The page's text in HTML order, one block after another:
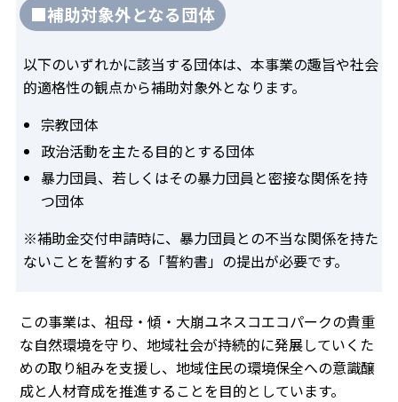
■補助対象外となる団体
以下のいずれかに該当する団体は、本事業の趣旨や社会
的適格性の観点から補助対象外となります。
宗教団体
政治活動を主たる目的とする団体
暴力団員、若しくはその暴力団員と密接な関係を持
つ団体
※補助金交付申請時に、暴力団員との不当な関係を持た
ないことを誓約する「誓約書」の提出が必要です。
この事業は、祖母・傾・大崩ユネスコエコパークの貴重
な自然環境を守り、地域社会が持続的に発展していくた
めの取り組みを支援し、地域住民の環境保全への意識醸
成と人材育成を推進することを目的としています。